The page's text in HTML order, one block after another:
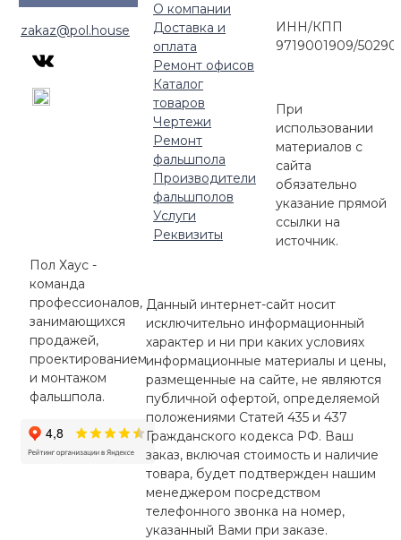
zakaz@pol.house
О компании
Доставка и
оплата
Ремонт офисов
Каталог
товаров
Чертежи
Ремонт
фальшпола
Производители
фальшполов
Услуги
Реквизиты
Пол Хаус -
команда
профессионалов,
занимающихся
продажей,
проектированием
и монтажом
фальшпола.
ИНН/КПП
9719001909/
При
использовании
материалов с
сайта
обязательно
указание прямой
ссылки на
источник.
Данный интернет-сайт носит
исключительно информационный
характер и ни при каких условиях
информационные материалы и цены,
размещенные на сайте, не являются
публичной офертой, определяемой
положениями Статей 435 и 437
Гражданского кодекса РФ. Ваш
заказ, включая стоимость и наличие
товара, будет подтвержден нашим
менеджером посредством
телефонного звонка на номер,
указанный Вами при заказе.